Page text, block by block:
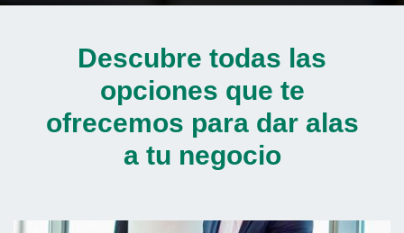
Descubre todas las
opciones que te
ofrecemos para dar alas
a tu negocio